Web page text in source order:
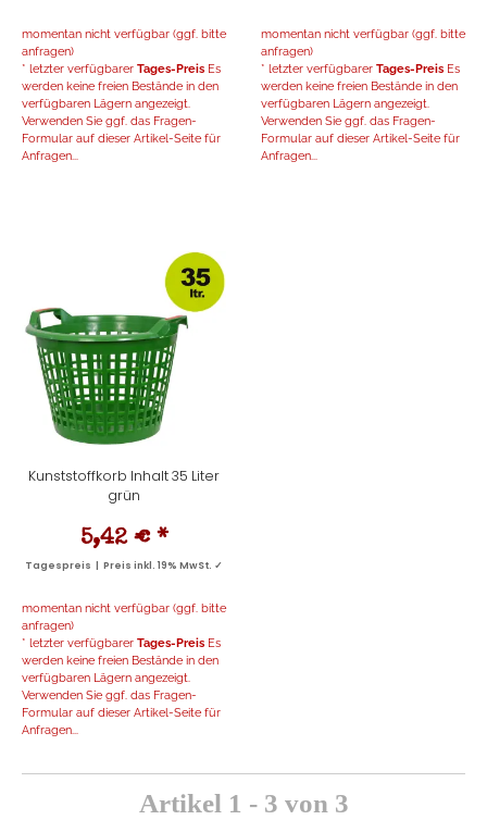
momentan nicht verfügbar (ggf. bitte
anfragen)
* letzter verfügbarer Tages-Preis Es
werden keine freien Bestände in den
verfügbaren Lägern angezeigt.
Verwenden Sie ggf. das Fragen-
Formular auf dieser Artikel-Seite für
Anfragen...
momentan nicht verfügbar (ggf. bitte
anfragen)
* letzter verfügbarer Tages-Preis Es
werden keine freien Bestände in den
verfügbaren Lägern angezeigt.
Verwenden Sie ggf. das Fragen-
Formular auf dieser Artikel-Seite für
Anfragen...
Kunststoffkorb Inhalt 35 Liter
grün
5,42 € *
Tagespreis | Preis inkl. 19% MwSt. ✓
momentan nicht verfügbar (ggf. bitte
anfragen)
* letzter verfügbarer Tages-Preis Es
werden keine freien Bestände in den
verfügbaren Lägern angezeigt.
Verwenden Sie ggf. das Fragen-
Formular auf dieser Artikel-Seite für
Anfragen...
Artikel 1 - 3 von 3